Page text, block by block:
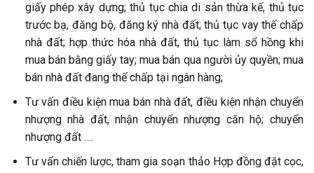
giấy phép xây dựng; thủ tục chia di sản thừa kế, thủ tục
trước bạ, đăng bộ, đăng ký nhà đất; thủ tục vay thế chấp
nhà đất; hợp thức hóa nhà đất, thủ tục làm sổ hồng khi
mua bán bằng giấy tay; mua bán qua người ủy quyền; mua
bán nhà đất đang thế chấp tại ngân hàng;
Tư vấn điều kiện mua bán nhà đất, điều kiện nhận chuyển
nhượng nhà đất, nhận chuyển nhượng căn hộ; chuyển
nhượng đất ….
Tư vấn chiến lược, tham gia soạn thảo Hợp đồng đặt cọc,